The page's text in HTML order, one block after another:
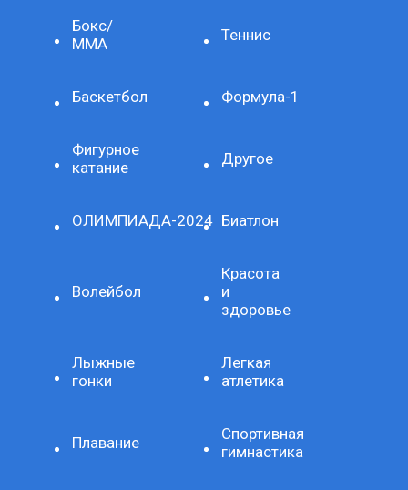
Бокс/
ММА
Теннис
Баскетбол Формула-1
Фигурное
катание
Другое
ОЛИМПИАДА-2024 Биатлон
Волейбол
Красота
и
здоровье
Лыжные
гонки
Легкая
атлетика
Плавание
Спортивная
гимнастика